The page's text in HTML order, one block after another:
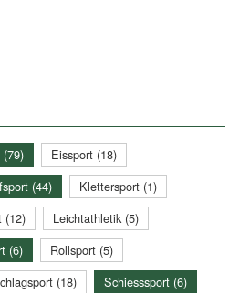
(79)
Eissport (18)
(44)
Klettersport (1)
(12)
Leichtathletik (5)
(6)
Rollsport (5)
(18)
Schiesssport (6)